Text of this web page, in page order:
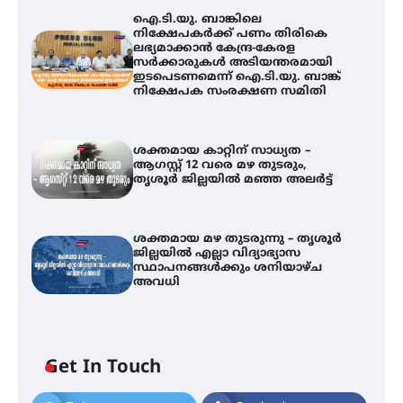
ഐ.ടി.യു. ബാങ്കിലെ
നിക്ഷേപകർക്ക് പണം തിരികെ
ലഭ്യമാക്കാൻ കേന്ദ്ര-കേരള
സർക്കാരുകൾ അടിയന്തരമായി
ഇടപെടണമെന്ന് ഐ.ടി.യു. ബാങ്ക്
നിക്ഷേപക സംരക്ഷണ സമിതി
ശക്തമായ കാറ്റിന് സാധ്യത –
ആഗസ്റ്റ് 12 വരെ മഴ തുടരും,
തൃശൂർ ജില്ലയിൽ മഞ്ഞ അലർട്ട്
ശക്തമായ മഴ തുടരുന്നു – തൃശൂർ
ജില്ലയിൽ എല്ലാ വിദ്യാഭ്യാസ
സ്ഥാപനങ്ങൾക്കും ശനിയാഴ്ച
അവധി
Get In Touchഐ.ടി.യു. ബാങ്കിലെ
നിക്ഷേപകർക്ക് പണം തിരികെ
ലഭ്യമാക്കാൻ കേന്ദ്ര-കേരള